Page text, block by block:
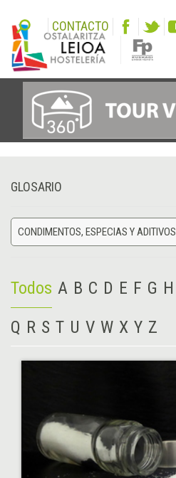
CONTACTO
GLOSARIO
CONDIMENTOS, ESPECIAS Y ADITIVOS
Todos A B C D E F G H
Q R S T U V W X Y Z